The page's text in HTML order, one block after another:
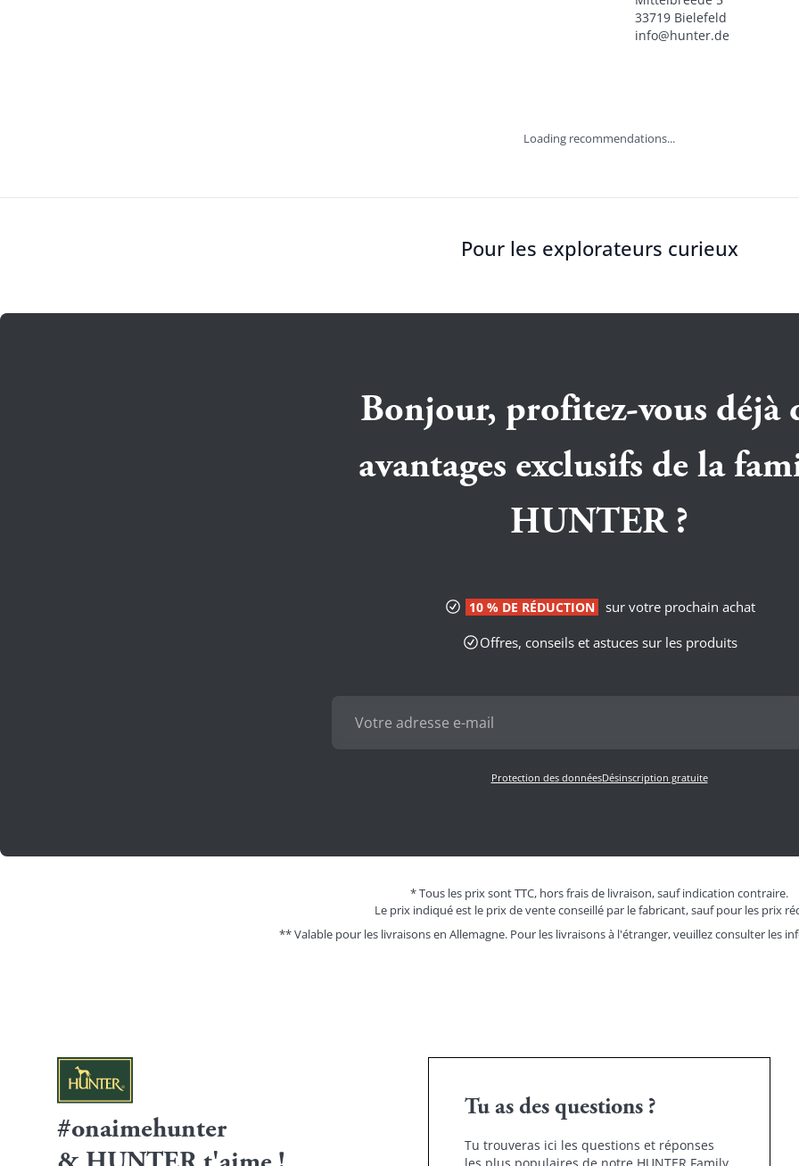
33719 Bielefeld
info@hunter.de
Loading recommendations...
Pour les explorateurs curieux
Bonjour, profitez-vous déjà
avantages exclusifs de la
HUNTER ?
10 % DE RÉDUCTION
sur votre prochain achat
Offres, conseils et astuces sur les produits
Protection des donnéesDésinscription gratuite
* Tous les prix sont TTC, hors frais de livraison, sauf indication contraire.
Le prix indiqué est le prix de vente conseillé par le fabricant, sauf pour les prix
** Valable pour les livraisons en Allemagne. Pour les livraisons à l'étranger, veuillez consulter les
#onaimehunter
Tu as des questions ?
Tu trouveras ici les questions et réponses